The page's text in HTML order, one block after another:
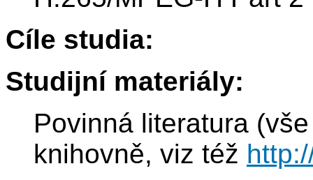
Cíle studia:
Studijní materiály:
Povinná literatura
knihovně, viz též